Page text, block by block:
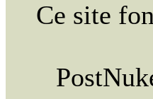
Ce site